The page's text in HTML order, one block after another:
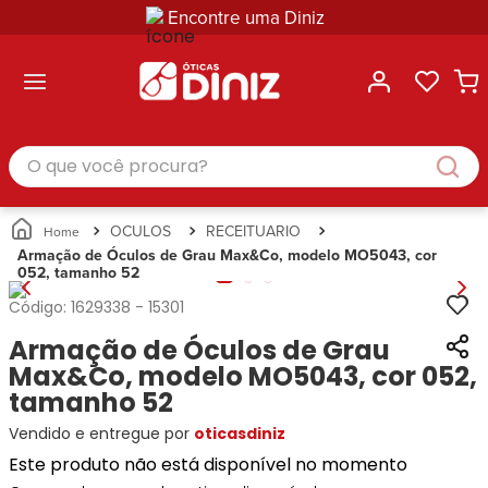
Encontre uma Diniz
Masculino
Feminino
Infantil
Unissex
Busque
Por
Marcas
Ana
Hickmann
Bulget
Miu-
Guess
Lacoste
Categorias
Masculino
Feminino
Infantil
Unissex
Busque
Por
Marcas
Ray-
Ban
Prada
Ana
Hickmann
Tecnol
Correntes
para
Óculos
Estojos
para
Óculos
Soluções
Cuidados
Busque
Ray-
Ban
Prada
Exchange
Tommy
Hilfiger
Ana
Hickmann
Guess
Speedo
Categoria
Armações
de Óculos
Óculos
de Sol
Corrente
para
Estojo
para
Óculos
Masculino
Feminino
O que você procura?
OCULOS
RECEITUARIO
Armação de Óculos de Grau Max&Co, modelo MO5043, cor
052, tamanho 52
Código: 1629338 - 15301
Armação de Óculos de Grau
Max&Co, modelo MO5043, cor 052,
tamanho 52
Vendido e entregue por oticasdiniz
Este produto não está disponível no momento